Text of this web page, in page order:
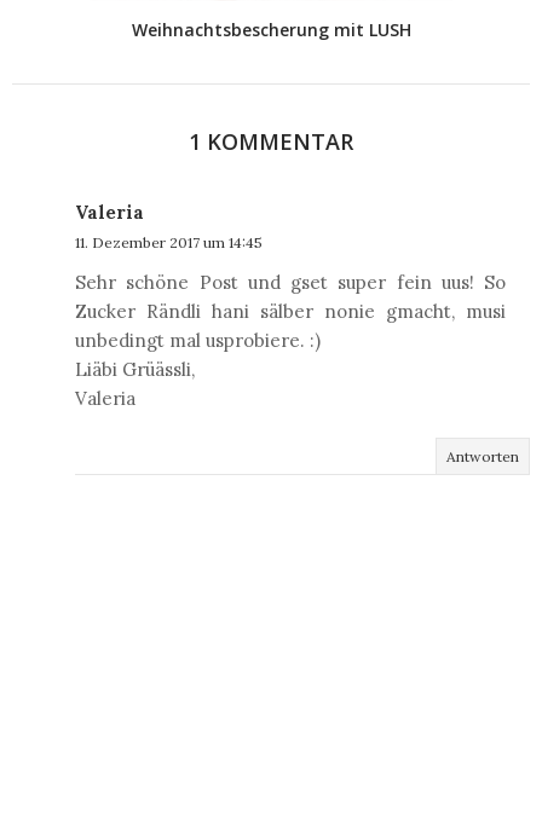
Weihnachtsbescherung mit LUSH
1 KOMMENTAR
Valeria
11. Dezember 2017 um 14:45
Sehr schöne Post und gset super fein uus! So
Zucker Rändli hani sälber nonie gmacht, musi
unbedingt mal usprobiere. :)
Liäbi Grüässli,
Valeria
Antworten